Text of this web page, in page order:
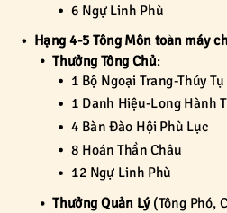
6 Ngự Linh Phù
Hạng 4-5 Tông Môn toàn máy
Thưởng Tông Chủ:
1 Bộ Ngoại Trang-Thúy
1 Danh Hiệu-Long Hành
4 Bàn Đào Hội Phù Lục
8 Hoán Thần Châu
12 Ngự Linh Phù
Thưởng Quản Lý(Tông Phó,